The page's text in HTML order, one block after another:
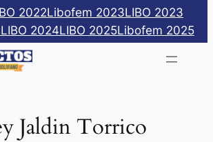
2022Libofem 2023LIBO 2023
LIBO 2024LIBO 2025Libofem 2025
Jaldin Torrico